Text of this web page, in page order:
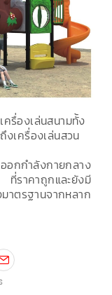
ครื่องเล่นสนามทั้ง
งเครื่องเล่นสวน
อกกำลังกายกลาง
าคาถูกและยังมี
าตรฐานจากหลาก